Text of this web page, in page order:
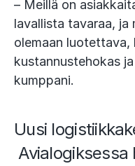
– Meillä on
lavallista tavaraa, ja
olemaan luotettava,
kustannustehokas
kumppani.
Uusi
Avialogiksessa